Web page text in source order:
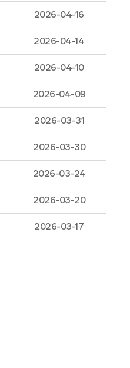
2026-04-16
2026-04-14
2026-04-10
2026-04-09
2026-03-31
2026-03-30
2026-03-24
2026-03-20
2026-03-17